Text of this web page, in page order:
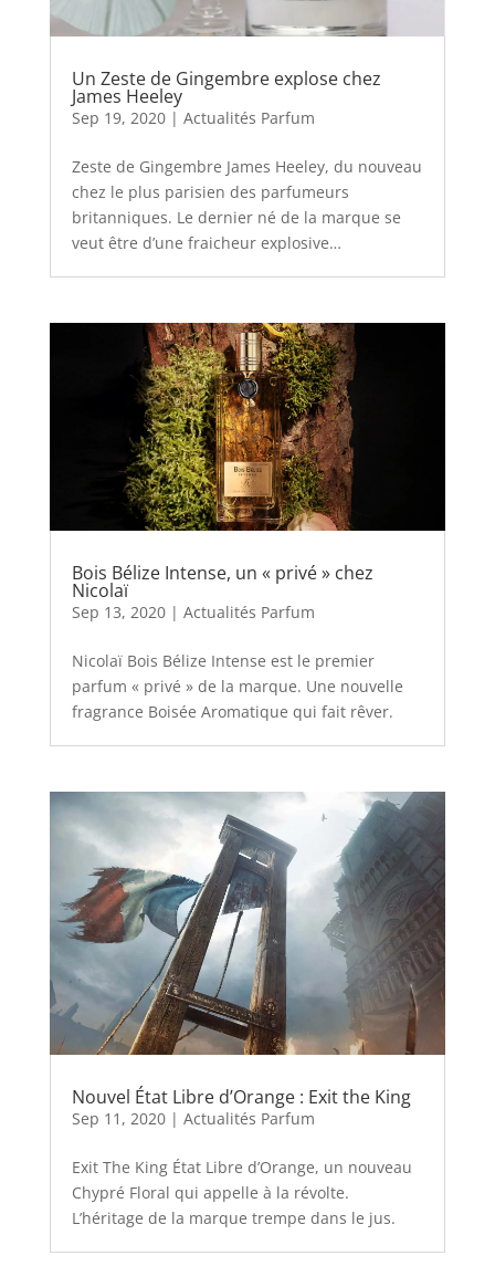
Un Zeste de Gingembre explose chez
James Heeley
Sep 19, 2020| Actualités Parfum
Zeste de Gingembre James Heeley, du nouveau
chez le plus parisien des parfumeurs
britanniques. Le dernier né de la marque se
veut être d’une fraicheur explosive…
Bois Bélize Intense, un « privé » chez
Nicolaï
Sep 13, 2020| Actualités Parfum
Nicolaï Bois Bélize Intense est le premier
parfum « privé » de la marque. Une nouvelle
fragrance Boisée Aromatique qui fait rêver.
Nouvel État Libre d’Orange : Exit the King
Sep 11, 2020| Actualités Parfum
Exit The King État Libre d’Orange, un nouveau
Chypré Floral qui appelle à la révolte.
L’héritage de la marque trempe dans le jus.